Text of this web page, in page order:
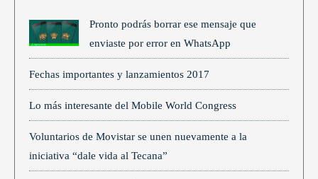
Pronto podrás borrar ese mensaje que
enviaste por error en WhatsApp
Fechas importantes y lanzamientos 2017
Lo más interesante del Mobile World Congress
Voluntarios de Movistar se unen nuevamente a la
iniciativa “dale vida al Tecana”